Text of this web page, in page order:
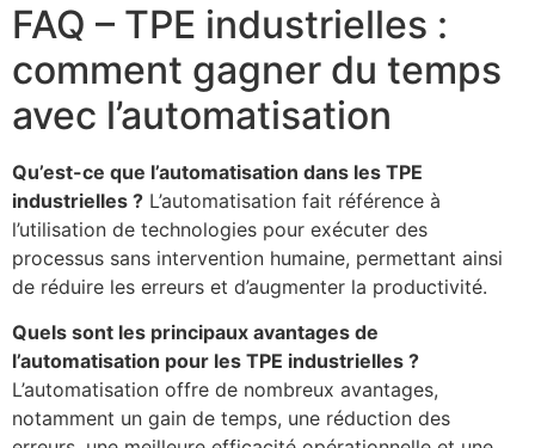
FAQ – TPE industrielles :
comment gagner du temps
avec l’automatisation
Qu’est-ce que l’automatisation dans les TPE
industrielles ? L’automatisation fait référence à
l’utilisation de technologies pour exécuter des
processus sans intervention humaine, permettant ainsi
de réduire les erreurs et d’augmenter la productivité.
Quels sont les principaux avantages de
l’automatisation pour les TPE industrielles ?
L’automatisation offre de nombreux avantages,
notamment un gain de temps, une réduction des